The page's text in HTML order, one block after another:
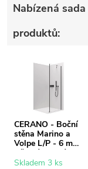
Nabízená
produktů:
CERANO - Boční
stěna Marino a
Volpe L/P - 6 mm
- černá matná,
transparentní sklo
Skladem 3 ks